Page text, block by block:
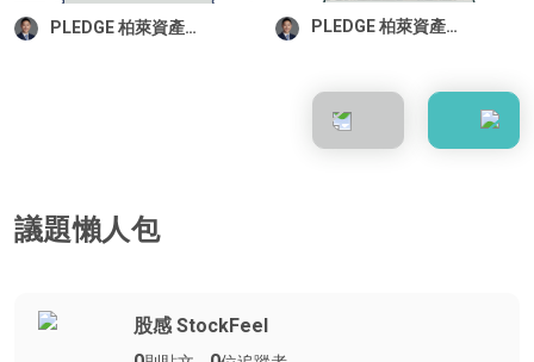
議題懶人包
股感 StockFeel